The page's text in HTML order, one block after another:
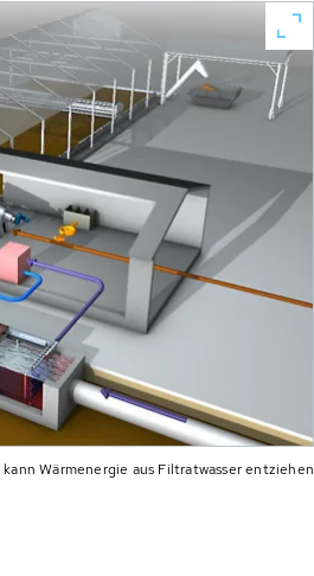
kann Wärmenergie aus Filtratwasser entziehen